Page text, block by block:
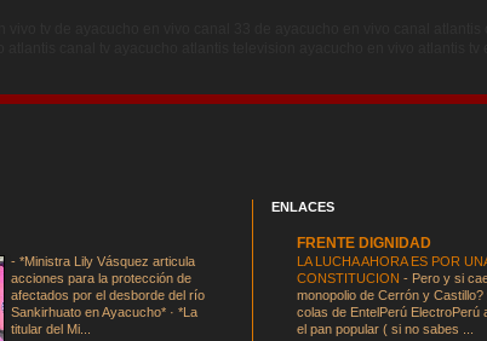
- *Ministra Lily Vásquez articula
acciones para la protección de
afectados por el desborde del río
Sankirhuato en Ayacucho* · *La
titular del Mi...
ENLACES
FRENTE DIGNIDAD
LA LUCHA AHORA ES POR
CONSTITUCION - Pero y si
monopolio de Cerrón y
colas de EntelPerú ElectroPerú
el pan popular ( si no sabes ...